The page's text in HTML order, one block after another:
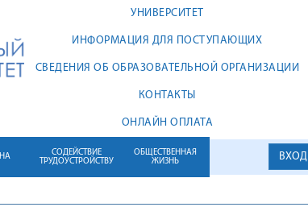
УНИВЕРСИТЕТ
ИНФОРМАЦИЯ ДЛЯ ПОСТУПАЮЩИХ
СВЕДЕНИЯ ОБ ОБРАЗОВАТЕЛЬНОЙ ОРГАНИЗАЦИИ
КОНТАКТЫ
ОНЛАЙН ОПЛАТА
ВХОД
СОДЕЙСТВИЕ
ТРУДОУСТРОЙСТВУ
ОБЩЕСТВЕННАЯ
ЖИЗНЬ